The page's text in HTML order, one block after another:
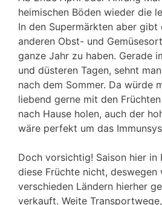
heimischen Böden wieder die
In den Supermärkten aber gibt
anderen Obst- und
ganze Jahr zu haben. Gerade
und düsteren Tagen, sehnt
nach dem Sommer. Da würde
liebend gerne mit den
nach Hause holen, auch der
wäre perfekt um das
Doch vorsichtig! Saison hier in
diese Früchte nicht, deswegen
verschieden Ländern hierher
verkauft. Weite